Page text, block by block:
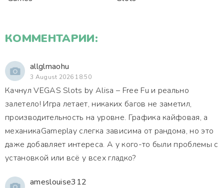
КОММЕНТАРИИ:
allglmaohu
3 August 2026 18:50
Качнул VEGAS Slots by Alisa – Free Fu и реально
залетело! Игра летает, никаких багов не заметил,
производительность на уровне. Графика кайфовая, а
механикаGameplay слегка зависима от рандома, но это
даже добавляет интереса. А у кого-то были проблемы с
установкой или всё у всех гладко?
ameslouise312